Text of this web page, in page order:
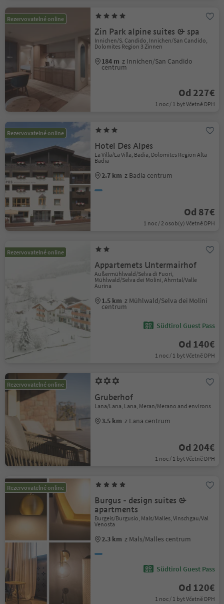
Rezervovatelné online
Zin Park alpine suites & spa
Innichen/S. Candido, Innichen/San Candido,
Dolomites Region 3 Zinnen
184 m z Innichen/San Candido
centrum
Od 227€
1 noc / 1 byt Včetně DPH
Rezervovatelné online
Hotel Des Alpes
La Villa/La Villa, Badia, Dolomites Region Alta
Badia
2.7 km z Badia centrum
Od 87€
1 noc / 2 osob(y) Včetně DPH
Rezervovatelné online
Appartemets Untermairhof
Außermühlwald/Selva di Fuori,
Mühlwald/Selva dei Molini, Ahrntal/Valle
Aurina
1.5 km z Mühlwald/Selva dei Molini
centrum
Südtirol Guest Pass
Od 140€
1 noc / 1 byt Včetně DPH
Rezervovatelné online
Gruberhof
Lana/Lana, Lana, Meran/Merano and environs
3.5 km z Lana centrum
Od 204€
1 noc / 1 byt Včetně DPH
Rezervovatelné online
Burgus - design suites &
apartments
Burgeis/Burgusio, Mals/Malles, Vinschgau/Val
Venosta
2.3 km z Mals/Malles centrum
Südtirol Guest Pass
Od 120€
1 noc / 1 byt Včetně DPH